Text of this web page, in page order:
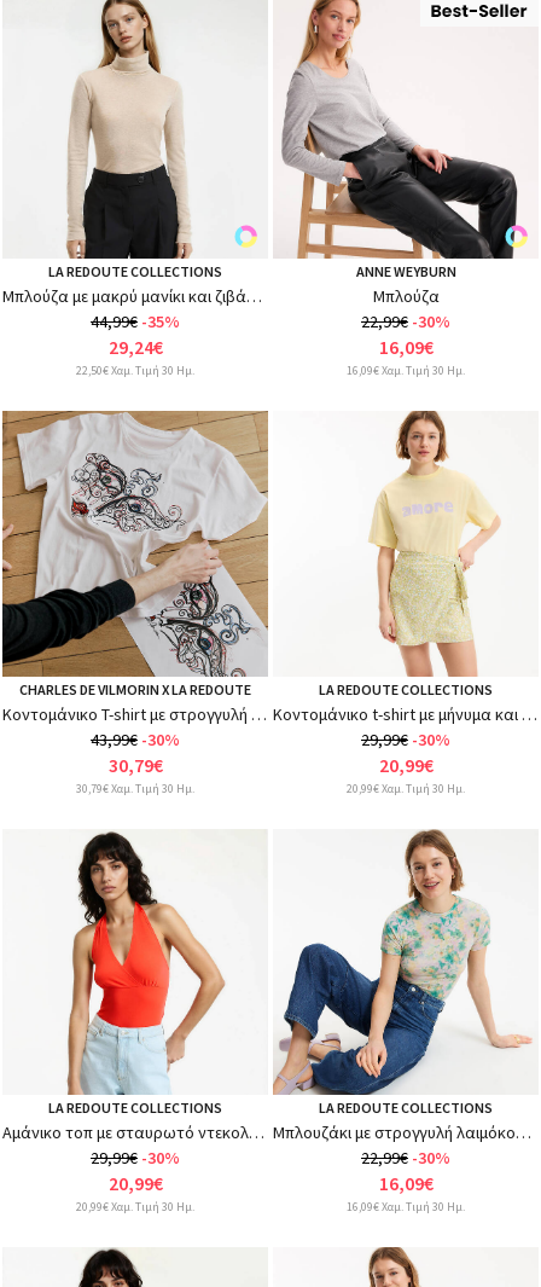
LA REDOUTE COLLECTIONS
Μπλούζα με μακρύ μανίκι και ζιβάγκο από μείγμα lyocell
44,99€ -35%
29,24€
22,50€ Χαμ. Τιμή 30 Ημ.
ANNE WEYBURN
Μπλούζα
22,99€ -30%
16,09€
16,09€ Χαμ. Τιμή 30 Ημ.
CHARLES DE VILMORIN X LA REDOUTE
Κοντομάνικο T-shirt με στρογγυλή λαιμόκοψη και γραφικό τύπωμα
43,99€ -30%
30,79€
30,79€ Χαμ. Τιμή 30 Ημ.
LA REDOUTE COLLECTIONS
Κοντομάνικο t-shirt με μήνυμα και στρογγυλή λαιμόκοψη
29,99€ -30%
20,99€
20,99€ Χαμ. Τιμή 30 Ημ.
LA REDOUTE COLLECTIONS
Αμάνικο τοπ με σταυρωτό ντεκολτέ και ζέρσεϊ ύφασμα
29,99€ -30%
20,99€
20,99€ Χαμ. Τιμή 30 Ημ.
LA REDOUTE COLLECTIONS
Μπλουζάκι με στρογγυλή λαιμόκοψη, κοντομάνικο, με φλοράλ στάμπα
22,99€ -30%
16,09€
16,09€ Χαμ. Τιμή 30 Ημ.